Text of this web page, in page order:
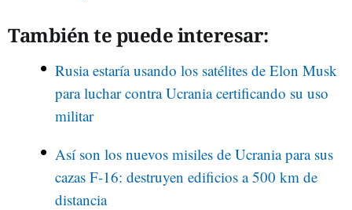
También te puede interesar:
Rusia estaría usando los satélites de Elon Musk
para luchar contra Ucrania certificando su uso
militar
Así son los nuevos misiles de Ucrania para sus
cazas F-16: destruyen edificios a 500 km de
distancia